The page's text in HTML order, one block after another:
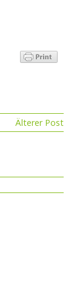
Älterer Post